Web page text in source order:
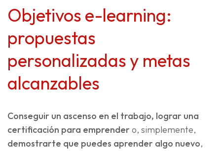
Objetivos e-learning:
propuestas
personalizadas y metas
alcanzables
Conseguir un ascenso en el trabajo, lograr una
certificación para emprender o, simplemente,
demostrarte que puedes aprender algo nuevo,